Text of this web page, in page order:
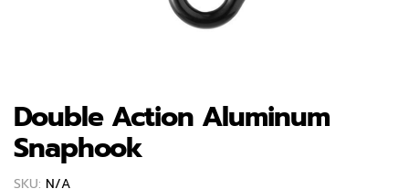
Double Action Aluminum
Snaphook
SKU: N/A